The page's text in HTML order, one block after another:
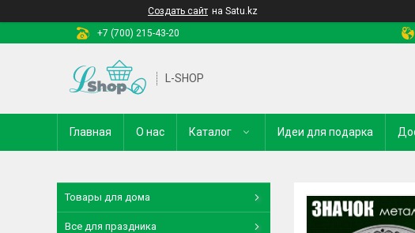
Создать сайт на Satu.kz
+7 (700) 215-43-20
L-SHOP
Главная О нас Каталог Идеи для подарка
Товары для дома
Все для праздника